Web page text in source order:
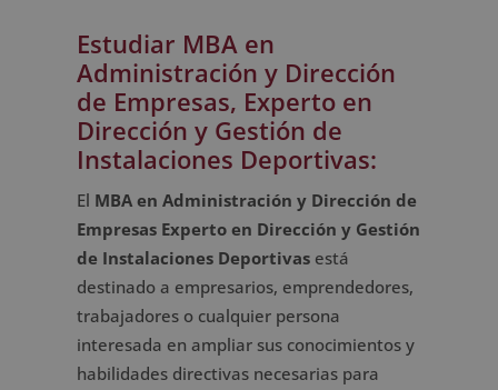
Estudiar MBA en
Administración y Dirección
de Empresas, Experto en
Dirección y Gestión de
Instalaciones Deportivas:
El MBA en Administración y Dirección de
Empresas Experto en Dirección y Gestión
de Instalaciones Deportivasestá
destinado a empresarios, emprendedores,
trabajadores o cualquier persona
interesada en ampliar sus conocimientos y
habilidades directivas necesarias para